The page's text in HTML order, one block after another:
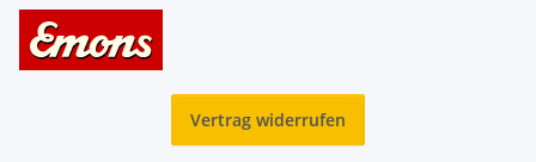
Vertrag widerrufen